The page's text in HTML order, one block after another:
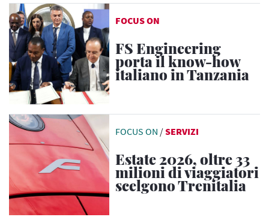
FOCUS ON
FS Engineering
porta il know-how
italiano in Tanzania
FOCUS ON /SERVIZI
Estate 2026, oltre 33
milioni di viaggiatori
scelgono Trenitalia